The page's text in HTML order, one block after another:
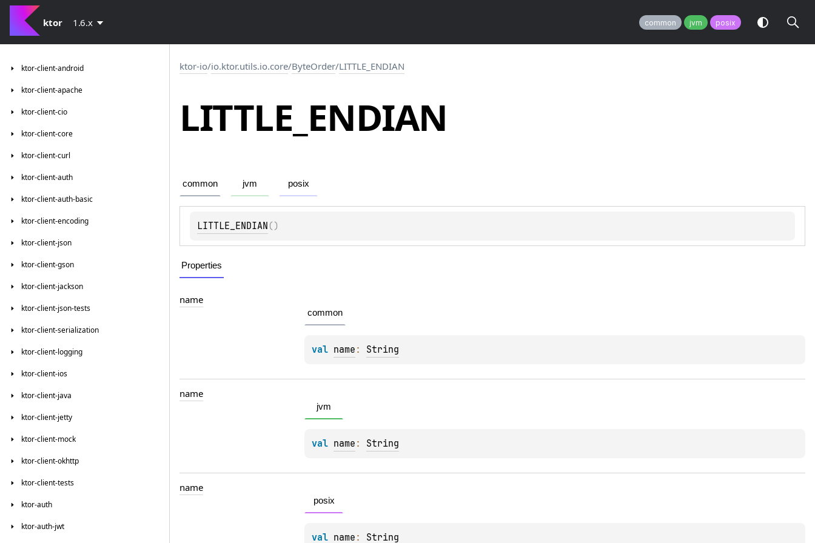
ktor 1.6.x common jvm posix
ktor-client-android
ktor-client-apache
ktor-client-cio
ktor-client-core
ktor-client-curl
ktor-client-auth
ktor-client-auth-basic
ktor-client-encoding
ktor-client-json
ktor-client-gson
ktor-client-jackson
ktor-client-json-tests
ktor-client-serialization
ktor-client-logging
ktor-client-ios
ktor-client-java
ktor-client-jetty
ktor-client-mock
ktor-client-okhttp
ktor-client-tests
ktor-auth
ktor-auth-jwt
ktor-io/io.ktor.utils.io.core/ByteOrder/LITTLE_ENDIAN
LITTLE_ENDIAN
common jvm posix
LITTLE_ENDIAN ( )
Properties
name
common
val name : String
name
jvm
val name : String
name
posix
val name : String